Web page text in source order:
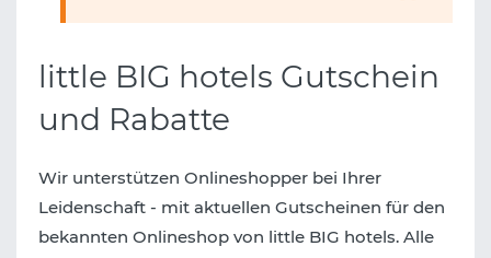
little BIG hotels Gutschein
und Rabatte
Wir unterstützen Onlineshopper bei Ihrer
Leidenschaft - mit aktuellen Gutscheinen für den
bekannten Onlineshop von little BIG hotels. Alle